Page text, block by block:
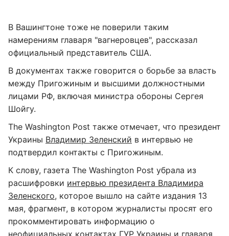
В Вашингтоне тоже не поверили таким
намерениям главаря "вагнеровцев", рассказал
официальный представитель США.
В документах также говорится о борьбе за власть
между Пригожиным и высшими должностными
лицами РФ, включая министра обороны Сергея
Шойгу.
The Washington Post также отмечает, что президент
Украины Владимир Зеленский в интервью не
подтвердил контакты с Пригожиным.
К слову, газета The Washington Post убрала из
расшифровки интервью президента Владимира
Зеленского, которое вышло на сайте издания 13
мая, фрагмент, в котором журналисты просят его
прокомментировать информацию о
неофициальных контактах ГУР Украины и главаря